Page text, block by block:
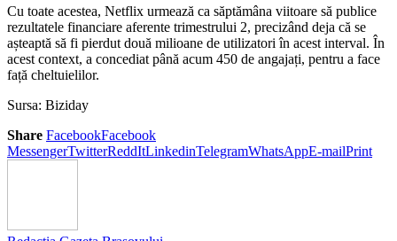
Cu toate acestea, Netflix urmează ca săptămâna viitoare să publice
rezultatele financiare aferente trimestrului 2, precizând deja că se
așteaptă să fi pierdut două milioane de utilizatori în acest interval. În
acest context, a concediat până acum 450 de angajați, pentru a face
față cheltuielilor.
Sursa: Biziday
Share FacebookFacebook
MessengerTwitterReddItLinkedinTelegramWhatsAppE-mailPrint